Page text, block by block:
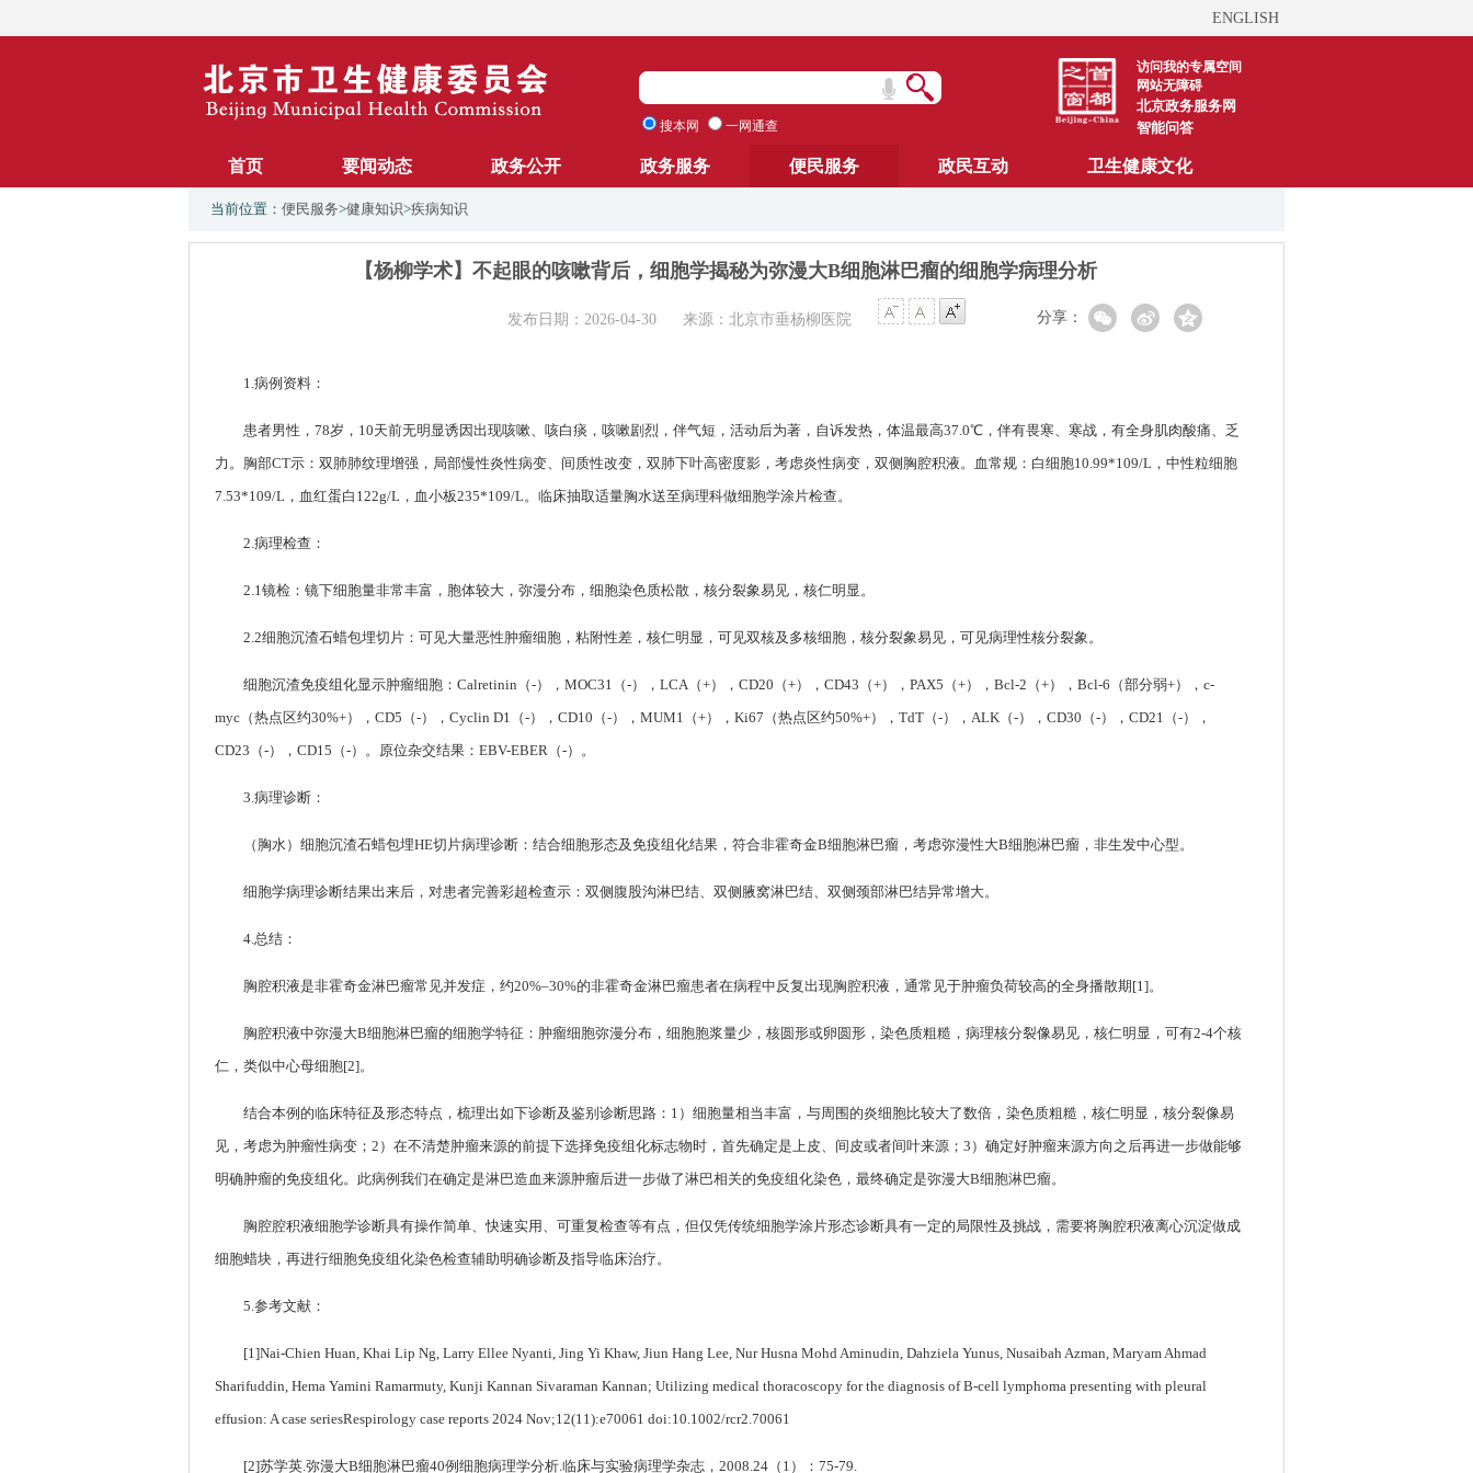
ENGLISH
访问我的专属空间
网站无障碍
北京政务服务网
智能问答
搜本网 一网通查
首页 要闻动态 政务公开 政务服务 便民服务 政民互动 卫生健康文化
当前位置： 便民服务>健康知识>疾病知识
【杨柳学术】不起眼的咳嗽背后，细胞学揭秘为弥漫大B细胞淋巴瘤的细胞学病理分析
发布日期：2026-04-30 来源：北京市垂杨柳医院 分享：
1.病例资料：
患者男性，78岁，10天前无明显诱因出现咳嗽、咳白痰，咳嗽剧烈，伴气短，活动后为著，自诉发热，体温最高37.0℃，伴有畏寒、寒战，有全身肌肉酸痛、乏
力。胸部CT示：双肺肺纹理增强，局部慢性炎性病变、间质性改变，双肺下叶高密度影，考虑炎性病变，双侧胸腔积液。血常规：白细胞10.99*109/L，中性粒细胞
7.53*109/L，血红蛋白122g/L，血小板235*109/L。临床抽取适量胸水送至病理科做细胞学涂片检查。
2.病理检查：
2.1镜检：镜下细胞量非常丰富，胞体较大，弥漫分布，细胞染色质松散，核分裂象易见，核仁明显。
2.2细胞沉渣石蜡包埋切片：可见大量恶性肿瘤细胞，粘附性差，核仁明显，可见双核及多核细胞，核分裂象易见，可见病理性核分裂象。
细胞沉渣免疫组化显示肿瘤细胞：Calretinin（-），MOC31（-），LCA（+），CD20（+），CD43（+），PAX5（+），Bcl-2（+），Bcl-6（部分弱+），c-
myc（热点区约30%+），CD5（-），Cyclin D1（-），CD10（-），MUM1（+），Ki67（热点区约50%+），TdT（-），ALK（-），CD30（-），CD21（-），
CD23（-），CD15（-）。原位杂交结果：EBV-EBER（-）。
3.病理诊断：
（胸水）细胞沉渣石蜡包埋HE切片病理诊断：结合细胞形态及免疫组化结果，符合非霍奇金B细胞淋巴瘤，考虑弥漫性大B细胞淋巴瘤，非生发中心型。
细胞学病理诊断结果出来后，对患者完善彩超检查示：双侧腹股沟淋巴结、双侧腋窝淋巴结、双侧颈部淋巴结异常增大。
4.总结：
胸腔积液是非霍奇金淋巴瘤常见并发症，约20%–30%的非霍奇金淋巴瘤患者在病程中反复出现胸腔积液，通常见于肿瘤负荷较高的全身播散期[1]。
胸腔积液中弥漫大B细胞淋巴瘤的细胞学特征：肿瘤细胞弥漫分布，细胞胞浆量少，核圆形或卵圆形，染色质粗糙，病理核分裂像易见，核仁明显，可有2-4个核
仁，类似中心母细胞[2]。
结合本例的临床特征及形态特点，梳理出如下诊断及鉴别诊断思路：1）细胞量相当丰富，与周围的炎细胞比较大了数倍，染色质粗糙，核仁明显，核分裂像易
见，考虑为肿瘤性病变；2）在不清楚肿瘤来源的前提下选择免疫组化标志物时，首先确定是上皮、间皮或者间叶来源；3）确定好肿瘤来源方向之后再进一步做能够
明确肿瘤的免疫组化。此病例我们在确定是淋巴造血来源肿瘤后进一步做了淋巴相关的免疫组化染色，最终确定是弥漫大B细胞淋巴瘤。
胸腔腔积液细胞学诊断具有操作简单、快速实用、可重复检查等有点，但仅凭传统细胞学涂片形态诊断具有一定的局限性及挑战，需要将胸腔积液离心沉淀做成
细胞蜡块，再进行细胞免疫组化染色检查辅助明确诊断及指导临床治疗。
5.参考文献：
[1]Nai-Chien Huan, Khai Lip Ng, Larry Ellee Nyanti, Jing Yi Khaw, Jiun Hang Lee, Nur Husna Mohd Aminudin, Dahziela Yunus, Nusaibah Azman, Maryam Ahmad
Sharifuddin, Hema Yamini Ramarmuty, Kunji Kannan Sivaraman Kannan; Utilizing medical thoracoscopy for the diagnosis of B-cell lymphoma presenting with pleural
effusion: A case seriesRespirology case reports 2024 Nov;12(11):e70061 doi:10.1002/rcr2.70061
[2]苏学英.弥漫大B细胞淋巴瘤40例细胞病理学分析.临床与实验病理学杂志，2008.24（1）：75-79.